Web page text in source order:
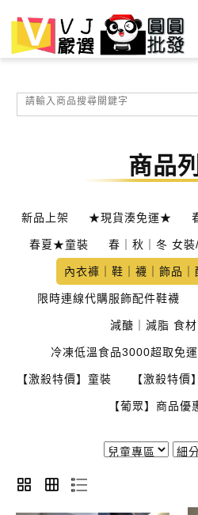
商品
新品上架 ★現貨湊免運★
春夏★童裝 春｜秋｜冬 女裝
內衣褲｜鞋｜襪｜飾品
限時連線代購服飾配件鞋襪
減醣｜減脂 食
冷凍低溫食品3000超取免運
【激殺特價】童裝 【激殺特
【葡眾】商品優